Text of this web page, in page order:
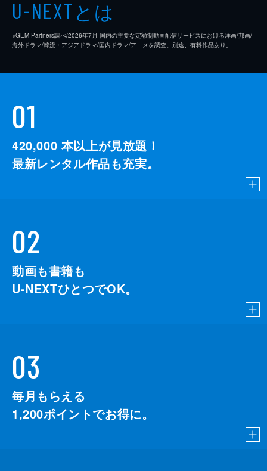
U-NEXTとは
※GEM Partners調べ/2026年7⽉ 国内の主要な定額制動画配信サービスにおける洋画/邦画/
海外ドラマ/韓流・アジアドラマ/国内ドラマ/アニメを調査。別途、有料作品あり。
01
420,000 本以上が見放題！
最新レンタル作品も充実。
02
動画も書籍も
U-NEXTひとつでOK。
03
毎月もらえる
1,200ポイントでお得に。